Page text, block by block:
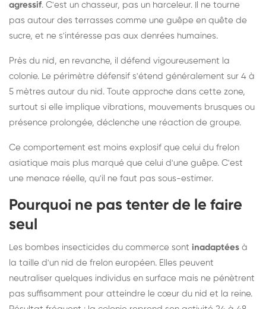
agressif. C'est un chasseur, pas un harceleur. Il ne tourne
pas autour des terrasses comme une guêpe en quête de
sucre, et ne s'intéresse pas aux denrées humaines.
Près du nid, en revanche, il défend vigoureusement la
colonie. Le périmètre défensif s'étend généralement sur 4 à
5 mètres autour du nid. Toute approche dans cette zone,
surtout si elle implique vibrations, mouvements brusques ou
présence prolongée, déclenche une réaction de groupe.
Ce comportement est moins explosif que celui du frelon
asiatique mais plus marqué que celui d'une guêpe. C'est
une menace réelle, qu'il ne faut pas sous-estimer.
Pourquoi ne pas tenter de le faire
seul
Les bombes insecticides du commerce sont inadaptées à
la taille d'un nid de frelon européen. Elles peuvent
neutraliser quelques individus en surface mais ne pénètrent
pas suffisamment pour atteindre le cœur du nid et la reine.